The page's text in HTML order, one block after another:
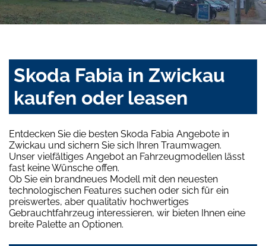
Skoda Fabia in Zwickau
kaufen oder leasen
Entdecken Sie die besten Skoda Fabia Angebote in
Zwickau und sichern Sie sich Ihren Traumwagen.
Unser vielfältiges Angebot an Fahrzeugmodellen lässt
fast keine Wünsche offen.
Ob Sie ein brandneues Modell mit den neuesten
technologischen Features suchen oder sich für ein
preiswertes, aber qualitativ hochwertiges
Gebrauchtfahrzeug interessieren, wir bieten Ihnen eine
breite Palette an Optionen.